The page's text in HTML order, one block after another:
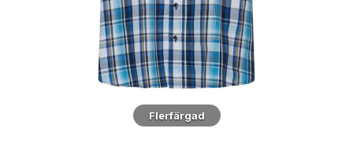
Flerfärgad